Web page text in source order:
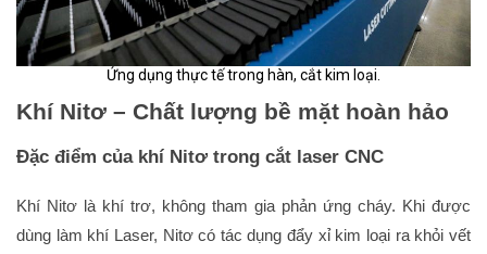
Ứng dụng thực tế trong hàn, cắt kim loại.
Khí Nitơ – Chất lượng bề mặt hoàn hảo
Đặc điểm của khí Nitơ trong cắt laser CNC
Khí Nitơ là khí trơ, không tham gia phản ứng cháy. Khi được
dùng làm khí Laser, Nitơ có tác dụng đẩy xỉ kim loại ra khỏi vết